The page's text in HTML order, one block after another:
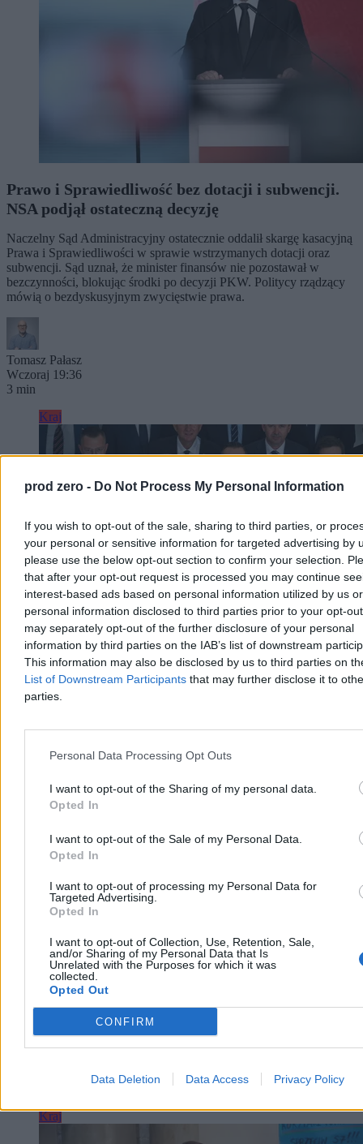
prod zero - Do Not Process My Personal Information
If you wish to opt-out of the sale, sharing to third parties, or
your personal or sensitive information for targeted advertising by
please use the below opt-out section to confirm your selection.
that after your opt-out request is processed you may continue
interest-based ads based on personal information utilized by us or
personal information disclosed to third parties prior to your opt-
may separately opt-out of the further disclosure of your personal
information by third parties on the IAB’s list of downstream
This information may also be disclosed by us to third parties on
List of Downstream Participants that may further disclose it to
parties.
Personal Data Processing Opt Outs
I want to opt-out of the Sharing of my personal data.
Opted In
I want to opt-out of the Sale of my Personal Data.
Opted In
I want to opt-out of processing my Personal Data for
Targeted Advertising.
Opted In
I want to opt-out of Collection, Use, Retention, Sale,
and/or Sharing of my Personal Data that Is
Unrelated with the Purposes for which it was
collected.
Opted Out
CONFIRM
Data Deletion Data Access Privacy Policy
Prawo i Sprawiedliwość bez dotacji i subwencji.
NSA podjął ostateczną decyzję
Naczelny Sąd Administracyjny ostatecznie oddalił skargę kasacyjną
Prawa i Sprawiedliwości w sprawie wstrzymanych dotacji oraz
subwencji. Sąd uznał, że minister finansów nie pozostawał w
bezczynności, blokując środki po decyzji PKW. Politycy rządzący
mówią o bezdyskusyjnym zwycięstwie prawa.
Tomasz Pałasz
Wczoraj 19:36
3 min
Kraj
Na to liczy Rozwój Plus. „Potrzebują mięsa
armatniego”
zapowiada Mateusz Morawiecki, to dopiero początek. – Jest
zainteresowanie – słyszymy wśród jego stronników. Pozostaje
Kasjan Owsianko
Wczoraj 19:18
Reklama
Kraj